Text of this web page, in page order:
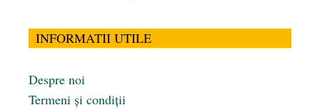
INFORMATII UTILE
Despre noi
Termeni și condiții